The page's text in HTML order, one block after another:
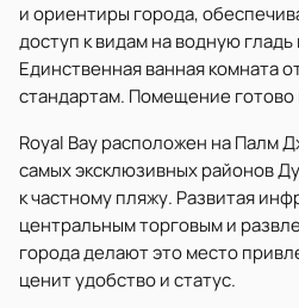
и ориентиры города,
доступ к видам на водную
Единственная ванная комната
стандартам. Помещение готово
Royal Bay расположен на Палм
самых эксклюзивных районов
к частному пляжу. Развитая
центральным торговым и
города делают это место
ценит удобство и статус.